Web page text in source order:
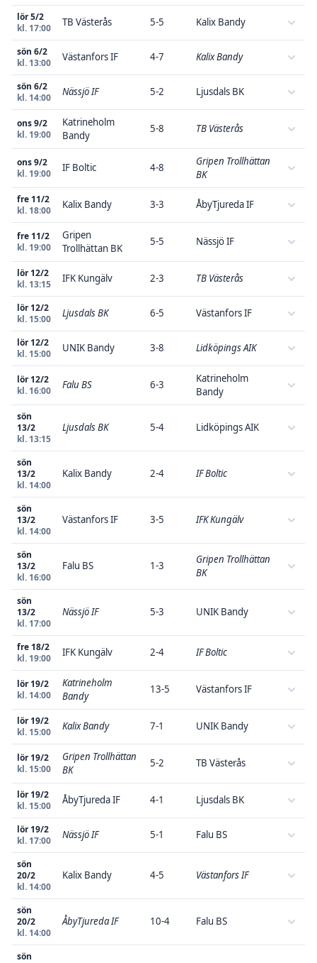
lör 5/2
kl. 17:00
TB Västerås 5-5 Kalix Bandy
sön 6/2
kl. 13:00
Västanfors IF 4-7 Kalix Bandy
sön 6/2
kl. 14:00
Nässjö IF 5-2 Ljusdals BK
ons 9/2
kl. 19:00
Katrineholm
Bandy
5-8 TB Västerås
ons 9/2
kl. 19:00
IF Boltic 4-8
Gripen Trollhättan
BK
fre 11/2
kl. 18:00
Kalix Bandy 3-3 ÅbyTjureda IF
fre 11/2
kl. 19:00
Gripen
Trollhättan BK
5-5 Nässjö IF
lör 12/2
kl. 13:15
IFK Kungälv 2-3 TB Västerås
lör 12/2
kl. 15:00
Ljusdals BK 6-5 Västanfors IF
lör 12/2
kl. 15:00
UNIK Bandy 3-8 Lidköpings AIK
lör 12/2
kl. 16:00
Falu BS 6-3
Katrineholm
Bandy
sön
13/2
kl. 13:15
Ljusdals BK 5-4 Lidköpings AIK
sön
13/2
kl. 14:00
Kalix Bandy 2-4 IF Boltic
sön
13/2
kl. 14:00
Västanfors IF 3-5 IFK Kungälv
sön
13/2
kl. 16:00
Falu BS 1-3
Gripen Trollhättan
BK
sön
13/2
kl. 17:00
Nässjö IF 5-3 UNIK Bandy
fre 18/2
kl. 19:00
IFK Kungälv 2-4 IF Boltic
lör 19/2
kl. 14:00
Katrineholm
Bandy
13-5 Västanfors IF
lör 19/2
kl. 15:00
Kalix Bandy 7-1 UNIK Bandy
lör 19/2
kl. 15:00
Gripen Trollhättan
BK
5-2 TB Västerås
lör 19/2
kl. 15:00
ÅbyTjureda IF 4-1 Ljusdals BK
lör 19/2
kl. 17:00
Nässjö IF 5-1 Falu BS
sön
20/2
kl. 14:00
Kalix Bandy 4-5 Västanfors IF
sön
20/2
kl. 14:00
ÅbyTjureda IF 10-4 Falu BS
sön